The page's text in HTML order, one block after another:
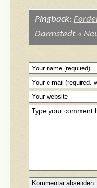
Pingback:
Darmstadt «